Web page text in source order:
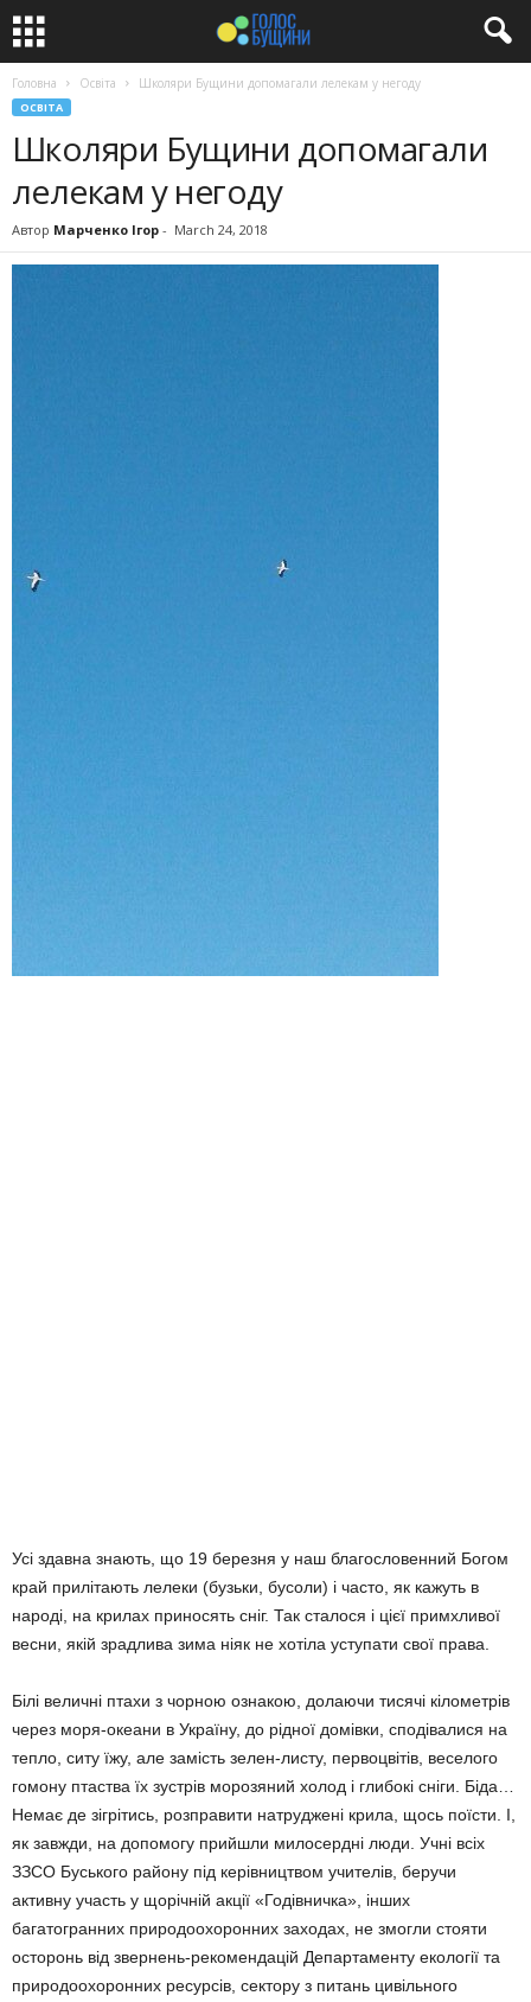
Головна Освіта Школяри Бущини допомагали лелекам у негоду
ОСВІТА
Школяри Бущини допомагали
лелекам у негоду
Автор Марченко Ігор - March 24, 2018
Усі здавна знають, що 19 березня у наш благословенний Богом
край прилітають лелеки (бузьки, бусоли) і часто, як кажуть в
народі, на крилах приносять сніг. Так сталося і цієї примхливої
весни, якій зрадлива зима ніяк не хотіла уступати свої права.
Білі величні птахи з чорною ознакою, долаючи тисячі кілометрів
через моря-океани в Україну, до рідної домівки, сподівалися на
тепло, ситу їжу, але замість зелен-листу, первоцвітів, веселого
гомону птаства їх зустрів морозяний холод і глибокі сніги. Біда…
Немає де зігрітись, розправити натруджені крила, щось поїсти. І,
як завжди, на допомогу прийшли милосердні люди. Учні всіх
ЗЗСО Буського району під керівництвом учителів, беручи
активну участь у щорічній акції «Годівничка», інших
багатогранних природоохоронних заходах, не змогли стояти
осторонь від звернень-рекомендацій Департаменту екології та
природоохоронних ресурсів, сектору з питань цивільного